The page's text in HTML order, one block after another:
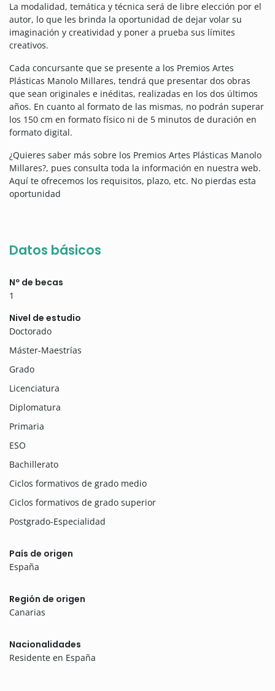
La modalidad, temática y técnica será de libre elección por el
autor, lo que les brinda la oportunidad de dejar volar su
imaginación y creatividad y poner a prueba sus límites
creativos.
Cada concursante que se presente a los Premios Artes
Plásticas Manolo Millares, tendrá que presentar dos obras
que sean originales e inéditas, realizadas en los dos últimos
años. En cuanto al formato de las mismas, no podrán superar
los 150 cm en formato físico ni de 5 minutos de duración en
formato digital.
¿Quieres saber más sobre los Premios Artes Plásticas Manolo
Millares?, pues consulta toda la información en nuestra web.
Aquí te ofrecemos los requisitos, plazo, etc. No pierdas esta
oportunidad
Datos básicos
Nº de becas
1
Nivel de estudio
Doctorado
Máster-Maestrías
Grado
Licenciatura
Diplomatura
Primaria
ESO
Bachillerato
Ciclos formativos de grado medio
Ciclos formativos de grado superior
Postgrado-Especialidad
País de origen
España
Región de origen
Canarias
Nacionalidades
Residente en España